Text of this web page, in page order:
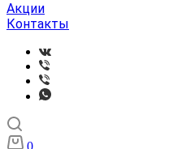
Акции
Контакты
0